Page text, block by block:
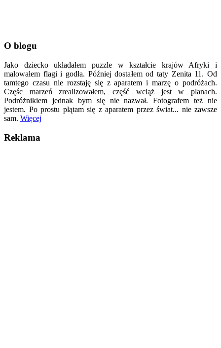
O blogu
Jako dziecko układałem puzzle w kształcie krajów Afryki i
malowałem flagi i godła. Później dostałem od taty Zenita 11. Od
tamtego czasu nie rozstaję się z aparatem i marzę o podróżach.
Częśc marzeń zrealizowałem, część wciąż jest w planach.
Podróżnikiem jednak bym się nie nazwał. Fotografem też nie
jestem. Po prostu plątam się z aparatem przez świat... nie zawsze
sam. Więcej
Reklama